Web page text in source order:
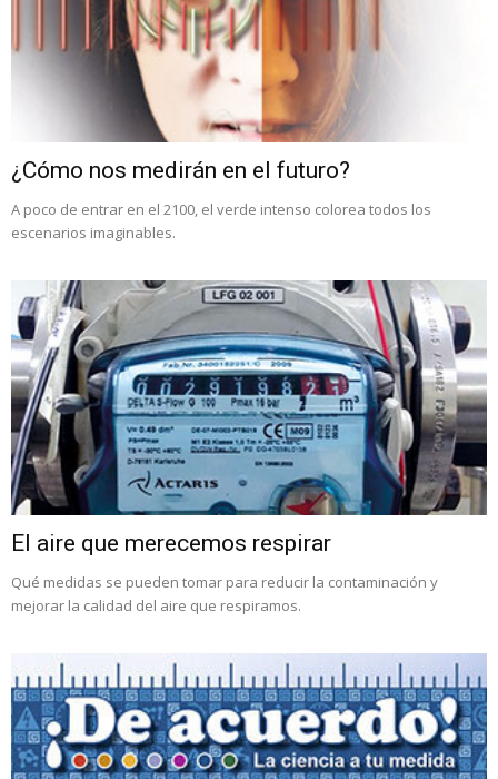
¿Cómo nos medirán en el futuro?
A poco de entrar en el 2100, el verde intenso colorea todos los
escenarios imaginables.
El aire que merecemos respirar
Qué medidas se pueden tomar para reducir la contaminación y
mejorar la calidad del aire que respiramos.